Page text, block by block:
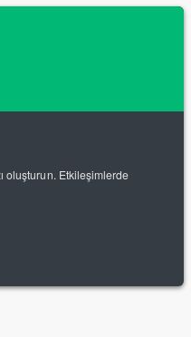
oluşturun. Etkileşimlerde